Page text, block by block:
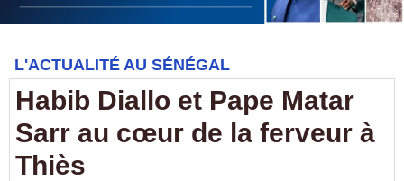
L'ACTUALITÉ AU SÉNÉGAL
Habib Diallo et Pape Matar
Sarr au cœur de la ferveur à
Thiès